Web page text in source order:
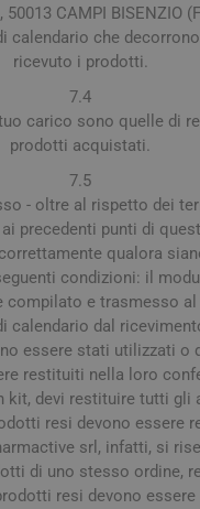
50013 CAMPI BISENZIO
calendario che
ricevuto i prodotti.
7.4
carico sono quelle di
prodotti acquistati.
7.5
- oltre al rispetto dei
precedenti punti di
qualora
condizioni: il
compilato e trasmesso
calendario dal
essere stati utilizzati o
restituiti nella loro
kit, devi restituire tutti gli
resi devono essere
srl, infatti, si
di uno stesso ordine,
resi devono